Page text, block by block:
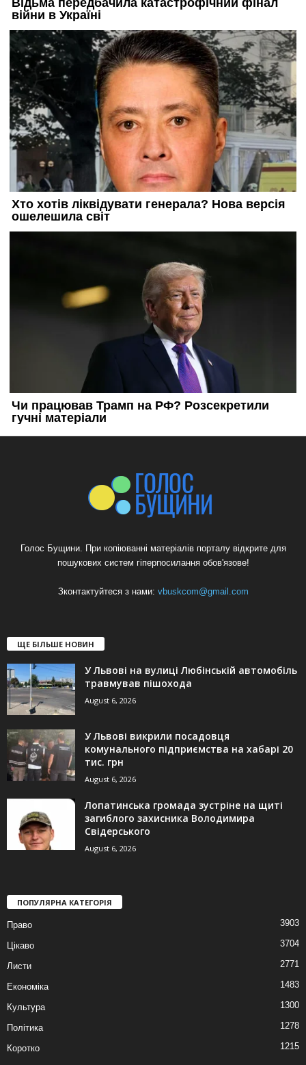
Голос Бущини. При копіюванні матеріалів порталу відкрите для
пошукових систем гіперпосилання обов'язове!
Зконтактуйтеся з нами: vbuskcom@gmail.com
ЩЕ БІЛЬШЕ НОВИН
У Львові на вулиці Любінській автомобіль
травмував пішохода
August 6, 2026
У Львові викрили посадовця
комунального підприємства на хабарі 20
тис. грн
August 6, 2026
Лопатинська громада зустріне на щиті
загиблого захисника Володимира
Свідерського
August 6, 2026
ПОПУЛЯРНА КАТЕГОРІЯ
Право 3903
Цікаво 3704
Листи 2771
Економіка 1483
Культура 1300
Політика 1278
Коротко 1215